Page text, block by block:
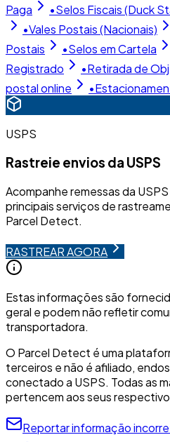
Paga
•Selos Fiscais (Duck
•Vales Postais (Nacionais)
Postais
•Selos em Cartela
Registrado
•Retirada de
postal online
•
USPS
Rastreie envios da USPS
Acompanhe remessas da
principais serviços de
Parcel Detect.
RASTREAR AGORA
Estas informações são
geral e podem não refletir
transportadora.
O Parcel Detect é uma
terceiros e não é afiliado,
conectado a USPS. Todas as
pertencem aos seus
Reportar informação